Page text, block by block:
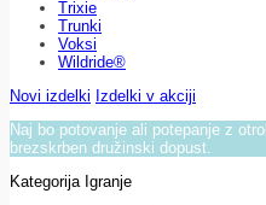
Trixie
Trunki
Voksi
Wildride®
Novi izdelki Izdelki v akciji
Naj bo potovanje ali potepanje z
brezskrben družinski dopust.
Kategorija Igranje